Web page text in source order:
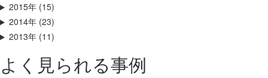
2015年 (15)
2014年 (23)
2013年 (11)
よく見られる事例